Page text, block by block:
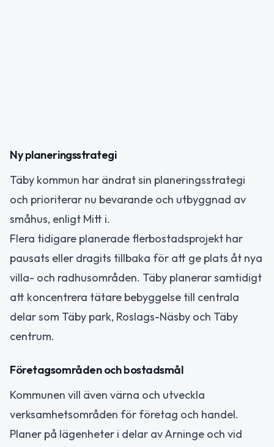
Ny planeringsstrategi
Täby kommun har ändrat sin planeringsstrategi
och prioriterar nu bevarande och utbyggnad av
småhus, enligt Mitt i.
Flera tidigare planerade flerbostadsprojekt har
pausats eller dragits tillbaka för att ge plats åt nya
villa- och radhusområden. Täby planerar samtidigt
att koncentrera tätare bebyggelse till centrala
delar som Täby park, Roslags-Näsby och Täby
centrum.
Företagsområden och bostadsmål
Kommunen vill även värna och utveckla
verksamhetsområden för företag och handel.
Planer på lägenheter i delar av Arninge och vid